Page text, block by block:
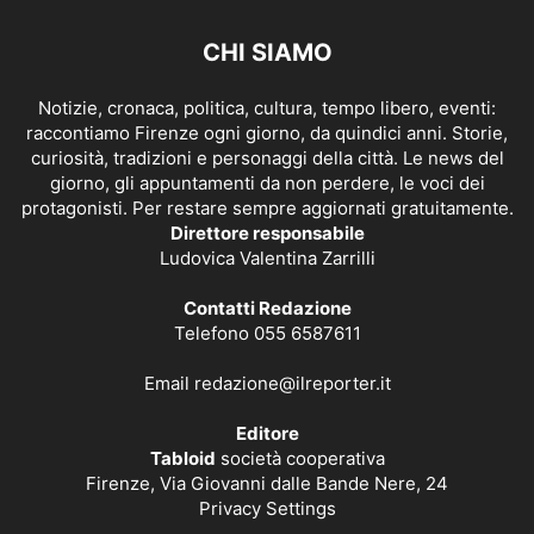
CHI SIAMO
Notizie, cronaca, politica, cultura, tempo libero, eventi:
raccontiamo Firenze ogni giorno, da quindici anni. Storie,
curiosità, tradizioni e personaggi della città. Le news del
giorno, gli appuntamenti da non perdere, le voci dei
protagonisti. Per restare sempre aggiornati gratuitamente.
Direttore responsabile
Ludovica Valentina Zarrilli
Contatti Redazione
Telefono 055 6587611
Email redazione@ilreporter.it
Editore
Tabloid società cooperativa
Firenze, Via Giovanni dalle Bande Nere, 24
Privacy Settings